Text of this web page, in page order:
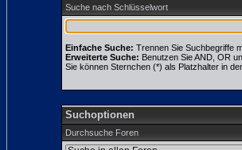
Suche nach Schlüsselwort
Einfache Suche: Trennen Sie Suchbegriffe
Erweiterte Suche: Benutzen Sie AND, OR
Sie können Sternchen (*) als Platzhalter in
Suchoptionen
Durchsuche Foren